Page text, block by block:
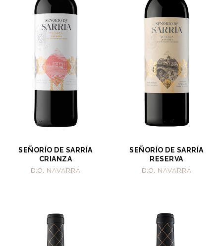
SEÑORÍO DE SARRÍA
CRIANZA
D.O. NAVARRA
SEÑORÍO DE SARRÍA
RESERVA
D.O. NAVARRA